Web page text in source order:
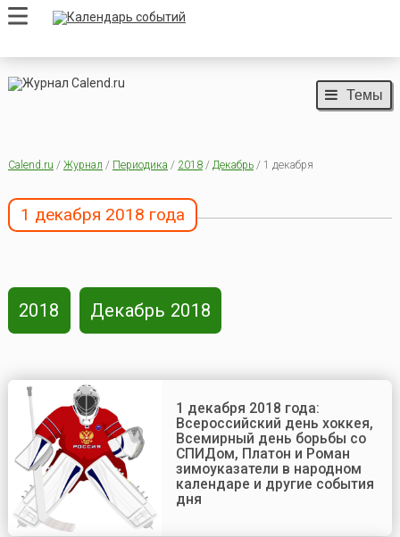
Темы
Calend.ru / Журнал / Периодика / 2018/ Декабрь/ 1 декабря
1 декабря 2018 года
2018 Декабрь 2018
1 декабря 2018 года:
Всероссийский день хоккея,
Всемирный день борьбы со
СПИДом, Платон и Роман
зимоуказатели в народном
календаре и другие события
дня